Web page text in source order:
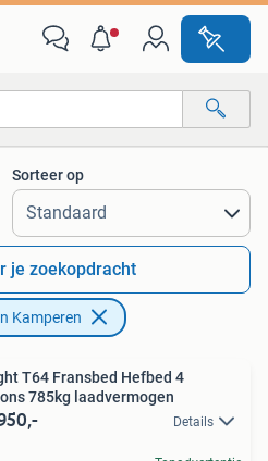
Sorteer op
je zoekopdracht
Kamperen
T64 Fransbed Hefbed 4
785kg laadvermogen
Details